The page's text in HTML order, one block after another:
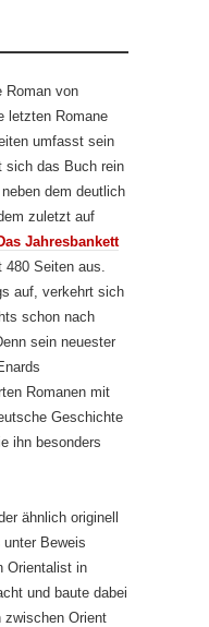
Roman von
letzten Romane
umfasst sein
sich das Buch rein
dem deutlich
zuletzt auf
Jahresbankett
Seiten aus.
auf, verkehrt sich
schon nach
sein neuester
Romanen mit
Geschichte
ihn besonders
ähnlich originell
unter Beweis
Orientalist in
und baute dabei
zwischen Orient